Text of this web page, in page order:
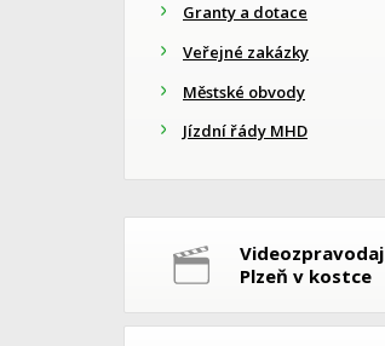
Granty a dotace
Veřejné zakázky
Městské obvody
Jízdní řády MHD
Videozpravodaj
Plzeň v kostce